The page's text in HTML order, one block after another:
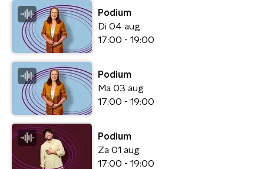
Podium
Di 04 aug
17:00 - 19:00
Podium
Ma 03 aug
17:00 - 19:00
Podium
Za 01 aug
17:00 - 19:00